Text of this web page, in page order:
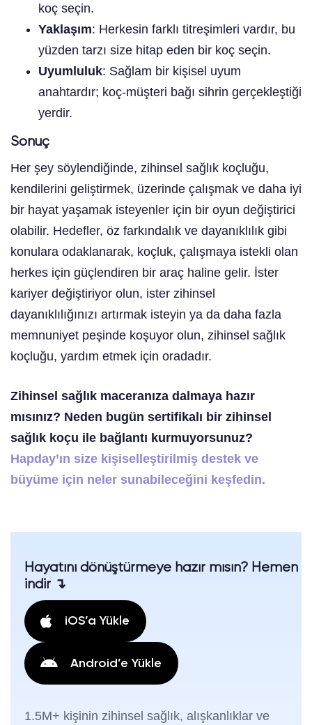
koç seçin.
Yaklaşım: Herkesin farklı titreşimleri vardır, bu
yüzden tarzı size hitap eden bir koç seçin.
Uyumluluk: Sağlam bir kişisel uyum
anahtardır; koç-müşteri bağı sihrin gerçekleştiği
yerdir.
Sonuç
Her şey söylendiğinde, zihinsel sağlık koçluğu,
kendilerini geliştirmek, üzerinde çalışmak ve daha iyi
bir hayat yaşamak isteyenler için bir oyun değiştirici
olabilir. Hedefler, öz farkındalık ve dayanıklılık gibi
konulara odaklanarak, koçluk, çalışmaya istekli olan
herkes için güçlendiren bir araç haline gelir. İster
kariyer değiştiriyor olun, ister zihinsel
dayanıklılığınızı artırmak isteyin ya da daha fazla
memnuniyet peşinde koşuyor olun, zihinsel sağlık
koçluğu, yardım etmek için oradadır.
Zihinsel sağlık maceranıza dalmaya hazır
mısınız? Neden bugün sertifikalı bir zihinsel
sağlık koçu ile bağlantı kurmuyorsunuz?
Hapday’ın size kişiselleştirilmiş destek ve
büyüme için neler sunabileceğini keşfedin.
Hayatını dönüştürmeye hazır mısın? Hemen
indir ↴
iOS’a Yükle
Android’e Yükle
1.5M+ kişinin zihinsel sağlık, alışkanlıklar ve